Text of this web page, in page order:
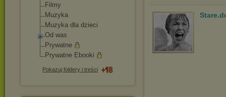
Filmy
Muzyka
Muzyka dla dzieci
Od was
Prywatne
Prywatne Ebooki
Pokazuj foldery i treści